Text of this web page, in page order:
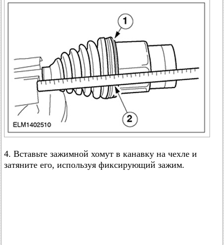
4. Вставьте зажимной хомут в канавку на чехле и
затяните его, используя фиксирующий зажим.